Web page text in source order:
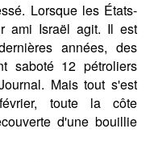
Lorsque les États-
ami Israël agit. Il est
années, des
saboté 12 pétroliers
Mais tout s'est
toute la côte
d'une bouillie